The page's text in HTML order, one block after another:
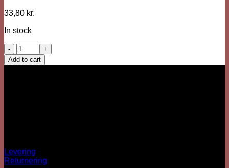
33,80 kr.
In stock
Glas
Ø
8
Add to cart
Levering
Returnering